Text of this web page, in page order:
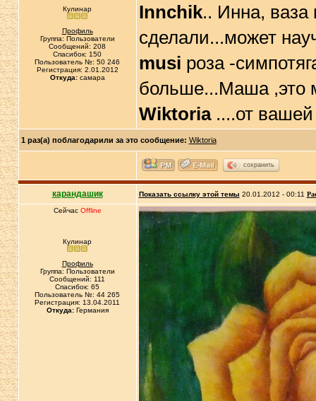
Кулинар
Профиль
Группа: Пользователи
Сообщений: 208
Спасибок: 150
Пользователь №: 50 246
Регистрация: 2.01.2012
Откуда:самара
Innchik.. Инна, ваза
сделали...может
musi роза -
больше...Маша ,это
Wiktoria....от вашей
1 раз(а) поблагодарили за это сообщение: Wiktoria
сохранить
карандашик Показать ссылку этой темы 20.01.2012 - 00:11
Сейчас Offline
Кулинар
Профиль
Группа: Пользователи
Сообщений: 111
Спасибок: 65
Пользователь №: 44 265
Регистрация: 13.04.2011
Откуда:Германия